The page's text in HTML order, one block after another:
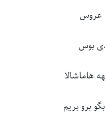
ﻋﺮوس
ﺑﻮس
ﻫﺎﻣﺎﺷﺎﻟﺎ
ﺑﺮو ﺑﺮﻳﻢ